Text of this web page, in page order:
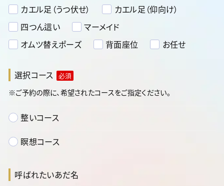
カエル足（うつ伏せ）
カエル足（仰向け）
四つん這い
マーメイド
オムツ替えポーズ
背面座位 お任せ
選択コース 必須
※ご予約の際に、希望されたコースをご指定ください。
整いコース
瞑想コース
呼ばれたいあだ名